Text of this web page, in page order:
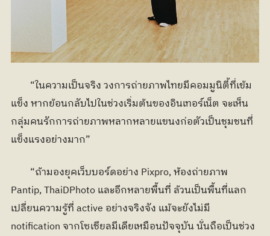
แข็ง หากย้อนกลับไปในช่วงเริ่มต้นของอินเทอร์เน็ต จะเห็น
กลุ่มคนรักการถ่ายภาพหลากหลายแขนงก่อตัวเป็นชุมชนที่
แข็งแรงอย่างมาก”
Pantip, ThaiDPhoto และอีกหลายพื้นที่ ล้วนเป็นพื้นที่แลก
เปลี่ยนความรู้ที่ active อย่างจริงจัง แม้จะยังไม่มี
notification จากโซเชียลมีเดียเหมือนปัจจุบัน นั่นถือเป็นช่วง